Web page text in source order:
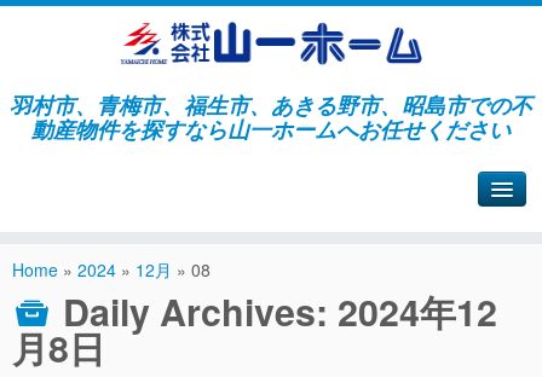
羽村市、青梅市、福生市、あきる野市、昭島市での不
動産物件を探すなら山一ホームへお任せください
Home » 2024 » 12月 » 08
Daily Archives: 2024年12
月8日